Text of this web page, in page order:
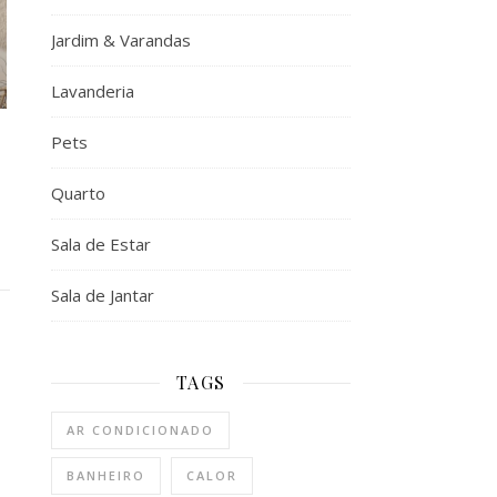
Jardim & Varandas
Lavanderia
Pets
Quarto
Sala de Estar
Sala de Jantar
TAGS
AR CONDICIONADO
BANHEIRO CALOR